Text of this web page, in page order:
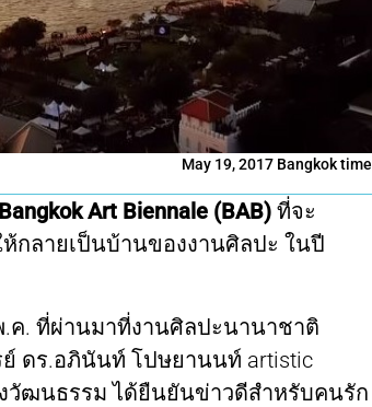
May 19, 2017 Bangkok time
Bangkok Art Biennale (BAB) ที่จะ
กลายเป็นบ้านของงานศิลปะ ในปี
.ค. ที่ผ่านมาที่งานศิลปะนานาชาติ
ย์ ดร.อภินันท์ โปษยานนท์ artistic
วัฒนธรรม ได้ยืนยันข่าวดีสำหรับคนรัก